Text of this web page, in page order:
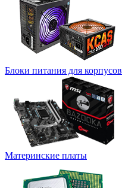
Блоки питания для корпусов
Материнские платы